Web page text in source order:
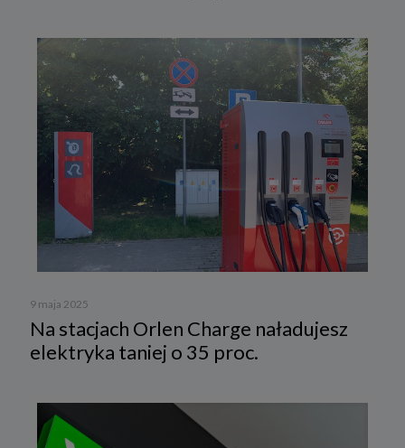
9 maja 2025
Na stacjach Orlen Charge naładujesz
elektryka taniej o 35 proc.